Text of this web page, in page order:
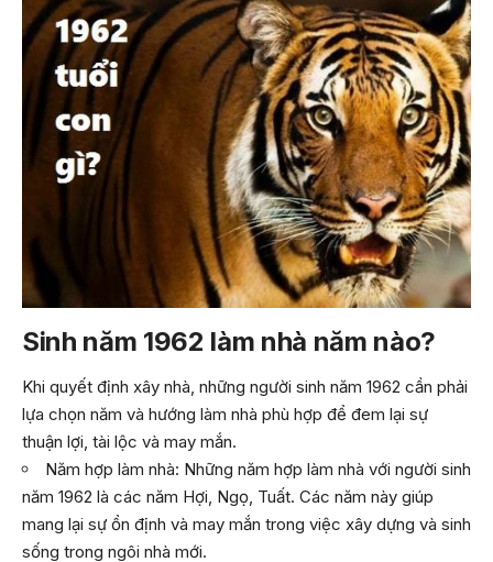
Sinh năm 1962 làm nhà năm nào?
Khi quyết định xây nhà, những người sinh năm 1962 cần phải
lựa chọn năm và hướng làm nhà phù hợp để đem lại sự
thuận lợi, tài lộc và may mắn.
Năm hợp làm nhà: Những năm hợp làm nhà với người sinh
năm 1962 là các năm Hợi, Ngọ, Tuất. Các năm này giúp
mang lại sự ổn định và may mắn trong việc xây dựng và sinh
sống trong ngôi nhà mới.